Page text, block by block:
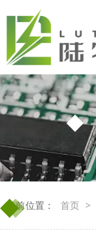
◆
◆
当前位置： 首页 >